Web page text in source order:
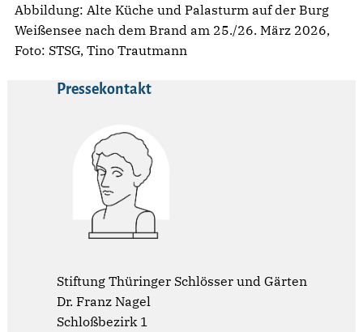
Abbildung: Alte Küche und Palasturm auf der Burg
Weißensee nach dem Brand am 25./26. März 2026,
Foto: STSG, Tino Trautmann
Pressekontakt
Stiftung Thüringer Schlösser und Gärten
Dr. Franz Nagel
Schloßbezirk 1